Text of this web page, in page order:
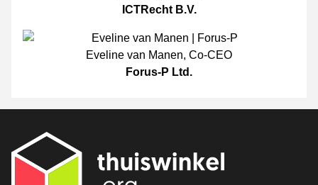
ICTRecht B.V.
Eveline van Manen, Co-CEO
Forus-P Ltd.